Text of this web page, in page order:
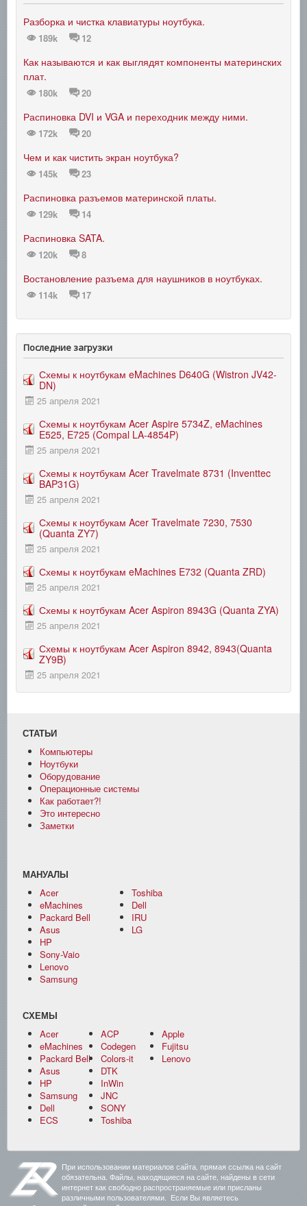
Разборка и чистка клавиатуры ноутбука.
189k 12
Как называются и как выглядят компоненты материнских
плат.
180k 20
Распиновка DVI и VGA и переходник между ними.
172k 20
Чем и как чистить экран ноутбука?
145k 23
Распиновка разъемов материнской платы.
129k 14
Распиновка SATA.
120k 8
Востановление разъема для наушников в ноутбуках.
114k 17
Последние загрузки
Схемы к ноутбукам eMachines D640G (Wistron JV42-
DN)
25 апреля 2021
Схемы к ноутбукам Acer Aspire 5734Z, eMachines
E525, E725 (Compal LA-4854P)
25 апреля 2021
Схемы к ноутбукам Acer Travelmate 8731 (Inventtec
BAP31G)
25 апреля 2021
Схемы к ноутбукам Acer Travelmate 7230, 7530
(Quanta ZY7)
25 апреля 2021
Схемы к ноутбукам eMachines E732 (Quanta ZRD)
25 апреля 2021
Схемы к ноутбукам Acer Aspiron 8943G (Quanta ZYA)
25 апреля 2021
Схемы к ноутбукам Acer Aspiron 8942, 8943(Quanta
ZY9B)
25 апреля 2021
СТАТЬИ
Компьютеры
Ноутбуки
Оборудование
Операционные системы
Как работает?!
Это интересно
Заметки
МАНУАЛЫ
Acer
eMachines
Packard Bell
Asus
HP
Sony-Vaio
Lenovo
Samsung
Toshiba
Dell
IRU
LG
СХЕМЫ
Acer
eMachines
Packard Bell
Asus
HP
Samsung
Dell
ECS
ACP
Codegen
Colors-it
DTK
InWin
JNC
SONY
Toshiba
Apple
Fujitsu
Lenovo
При использовании материалов сайта, прямая ссылка на сайт
обязательна. Файлы, находящиеся на сайте, найдены в сети
интернет как свободно распространяемые или присланы
различными пользователями. Если Вы являетесь